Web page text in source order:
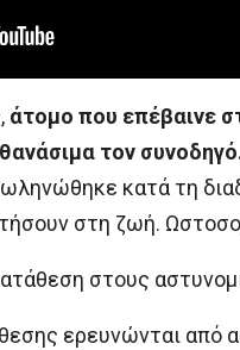
άτομο που επέβαινε
τον
κατά τη
στη ζωή.
στους
ερευνώνται